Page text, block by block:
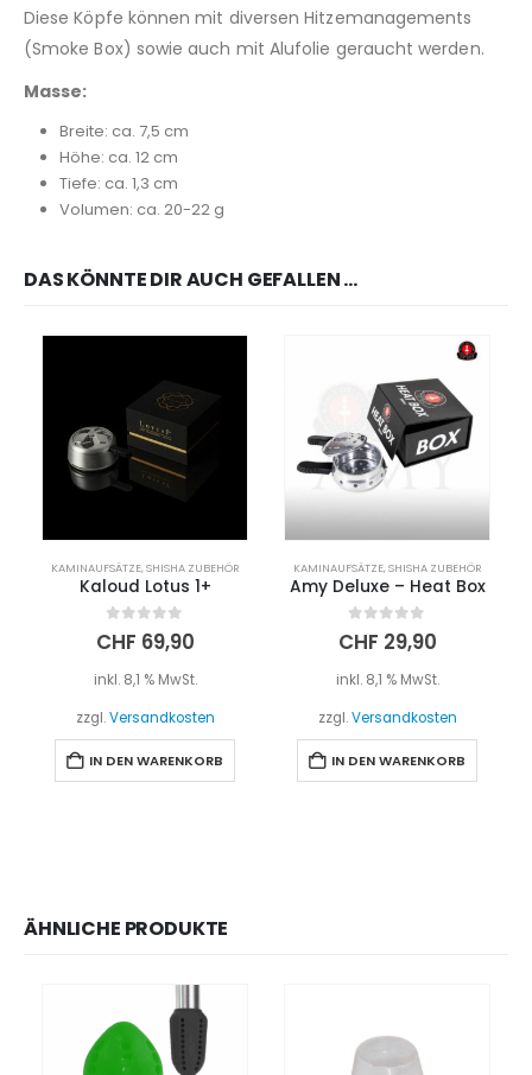
Diese Köpfe können mit diversen Hitzemanagements
(Smoke Box) sowie auch mit Alufolie geraucht werden.
Masse:
Breite: ca. 7,5 cm
Höhe: ca. 12 cm
Tiefe: ca. 1,3 cm
Volumen: ca. 20-22 g
DAS KÖNNTE DIR AUCH GEFALLEN …
KAMINAUFSÄTZE,SHISHA ZUBEHÖR
Kaloud Lotus 1+
0out of 5
CHF 69,90
inkl. 8,1 % MwSt.
zzgl.Versandkosten
IN DEN WARENKORB
KAMINAUFSÄTZE,SHISHA ZUBEHÖR
Amy Deluxe – Heat Box
0out of 5
CHF 29,90
inkl. 8,1 % MwSt.
zzgl.Versandkosten
IN DEN WARENKORB
ÄHNLICHE PRODUKTE